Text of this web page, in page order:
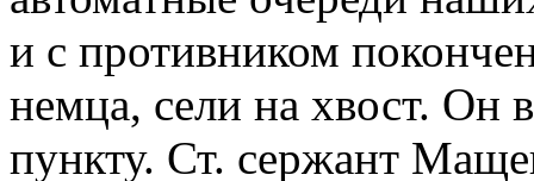
и с противником
немца, сели на хвост. Он
пункту. Ст. сержант